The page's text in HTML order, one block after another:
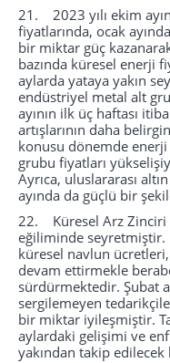
21. 2023 yılı ekim
fiyatlarında, ocak
bir miktar güç
bazında küresel enerji
aylarda yataya yakın
endüstriyel metal alt
ayının ilk üç haftası
artışlarının daha
konusu dönemde enerji
grubu fiyatları
Ayrıca, uluslararası
ayında da güçlü bir
22. Küresel Arz Zinciri
eğiliminde seyretmiştir.
küresel navlun
devam ettirmekle
sürdürmektedir. Şubat
sergilemeyen
bir miktar iyileşmiştir.
aylardaki gelişimi ve
yakından takip